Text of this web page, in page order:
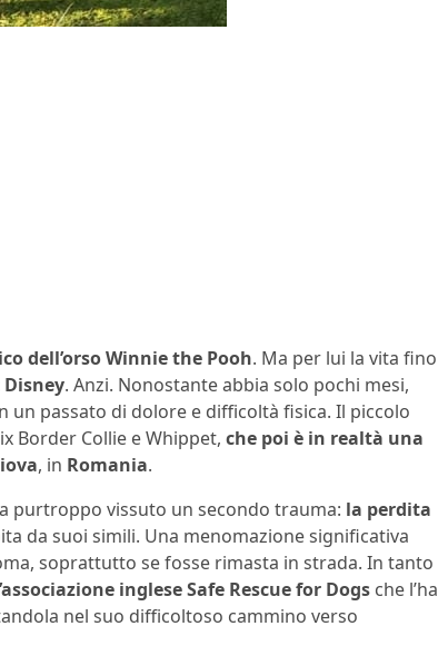
dell’orso Winnie the Pooh. Ma per lui la vita fino
. Anzi. Nonostante abbia solo pochi mesi,
un passato di dolore e difficoltà fisica. Il piccolo
Border Collie e Whippet, che poi è in realtà una
, in Romania.
purtroppo vissuto un secondo trauma: la perdita
da suoi simili. Una menomazione significativa
soprattutto se fosse rimasta in strada. In tanto
inglese Safe Rescue for Dogs che l’ha
nel suo difficoltoso cammino verso